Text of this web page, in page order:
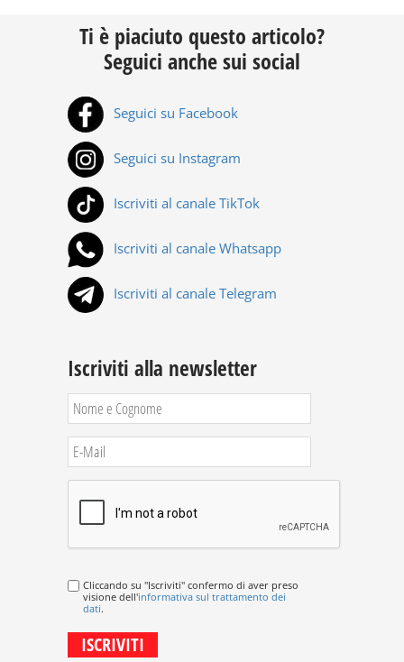
Ti è piaciuto questo articolo?
Seguici anche sui social
Seguici su Facebook
Seguici su Instagram
Iscriviti al canale TikTok
Iscriviti al canale Whatsapp
Iscriviti al canale Telegram
Iscriviti alla newsletter
Cliccando su "Iscriviti" confermo di aver preso
visione dell'informativa sul trattamento dei
dati.